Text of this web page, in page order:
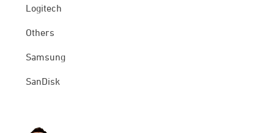
Logitech
Others
Samsung
SanDisk